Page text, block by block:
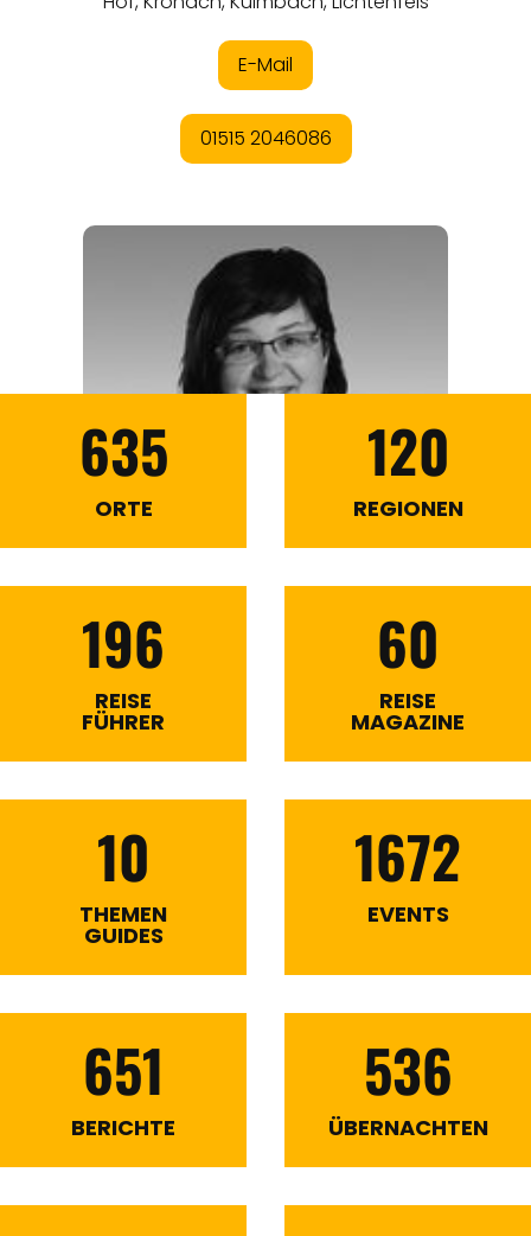
635
ORTE
120
REGIONEN
196
REISE
FÜHRER
60
REISE
MAGAZINE
10
THEMEN
GUIDES
1672
EVENTS
651
BERICHTE
536
ÜBERNACHTEN